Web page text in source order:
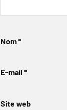
Nom*
E-mail *
Site web